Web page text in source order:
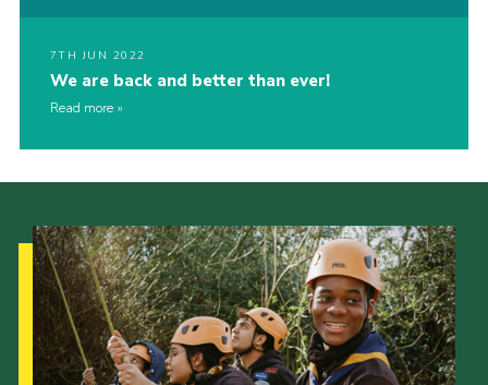
7TH JUN 2022
We are back and better than ever!
Read more